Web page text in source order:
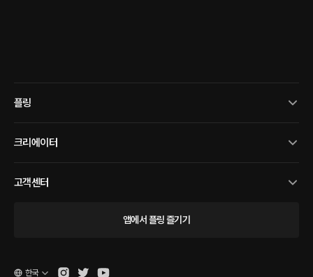
플링
크리에이터
고객센터
앱에서 플링 즐기기
한국